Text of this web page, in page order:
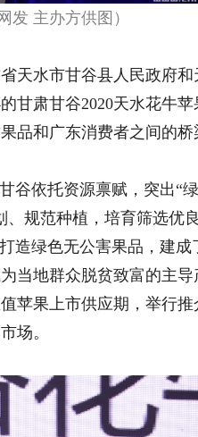
发 主办方供图）
水市甘谷县人民政府和
甘肃甘谷2020天水花牛苹
品和广东消费者之间的
依托资源禀赋，突出“
规范种植，培育筛选优
造绿色无公害果品，建成
当地群众脱贫致富的主
苹果上市供应期，举行推
场。